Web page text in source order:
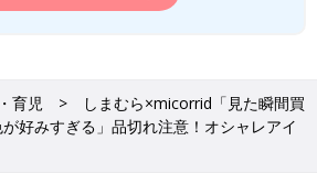
育児
しまむら×micorrid「見た瞬間買
好みすぎる」品切れ注意！オシャレアイ